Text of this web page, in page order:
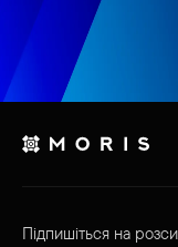
Підпишіться на